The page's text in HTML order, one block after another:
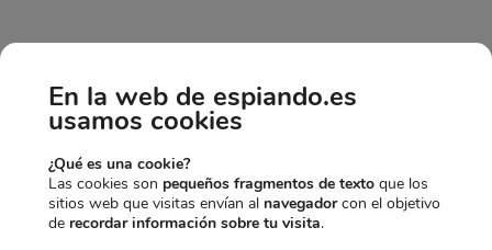
En la web de espiando.es
usamos cookies
¿Qué es una cookie?
Las cookies son pequeños fragmentos de texto que los
sitios web que visitas envían al navegadorcon el objetivo
de recordar información sobre tu visita.